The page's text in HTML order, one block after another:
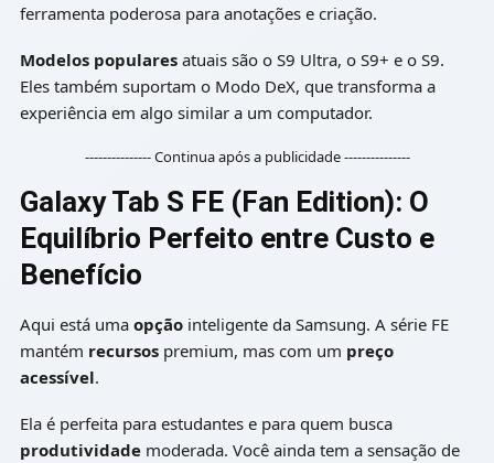
ferramenta poderosa para anotações e criação.
Modelos popularesatuais são o S9 Ultra, o S9+ e o S9.
Eles também suportam o Modo DeX, que transforma a
experiência em algo similar a um computador.
--------------- Continua após a publicidade ---------------
Galaxy Tab S FE (Fan Edition): O
Equilíbrio Perfeito entre Custo e
Benefício
Aqui está uma opçãointeligente da Samsung. A série FE
mantém recursospremium, mas com um preço
acessível.
Ela é perfeita para estudantes e para quem busca
produtividademoderada. Você ainda tem a sensação de